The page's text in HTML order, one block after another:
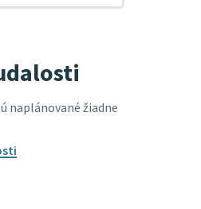
naplánované žiadne